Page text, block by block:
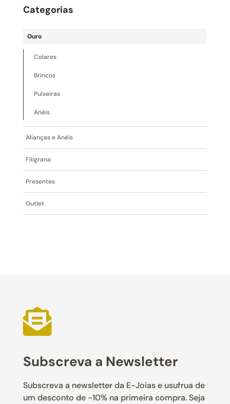
Categorias
Ouro
Colares
Brincos
Pulseiras
Anéis
Alianças e Anéis
Filigrana
Presentes
Outlet

Subscreva a Newsletter
Subscreva a newsletter da E-Joias e usufrua de
um desconto de -10% na primeira compra. Seja